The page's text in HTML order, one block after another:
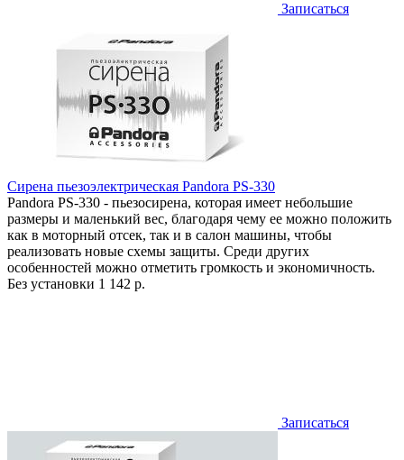
Записаться
Сирена пьезоэлектрическая Pandora PS-330
Pandora PS-330 - пьезосирена, которая имеет небольшие
размеры и маленький вес, благодаря чему ее можно положить
как в моторный отсек, так и в салон машины, чтобы
реализовать новые схемы защиты. Среди других
особенностей можно отметить громкость и экономичность.
Без установки 1 142 р.
Записаться